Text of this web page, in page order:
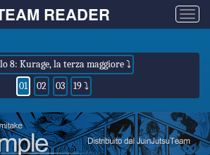
READER
8: Kurage, la terza maggiore ⤵
01
02 03 19 ⤵